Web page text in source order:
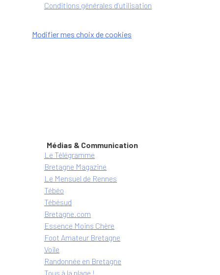
Conditions générales d’utilisation
Modifier mes choix de cookies
Médias & Communication
Le Télégramme
Bretagne Magazine
Le Mensuel de Rennes
Tébéo
Tébésud
Bretagne.com
Essence Moins Chère
Foot Amateur Bretagne
Voile
Randonnée en Bretagne
Tous à la plage !